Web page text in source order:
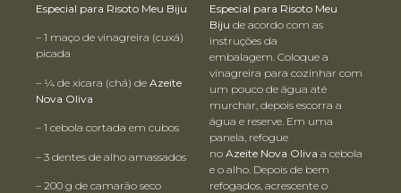
Especial para Risoto Meu Biju
– 1 maço de vinagreira (cuxá)
picada
– ¼ de xícara (chá) de Azeite
Nova Oliva
– 1 cebola cortada em cubos
– 3 dentes de alho amassados
– 200 g de camarão seco
Especial para Risoto Meu
Biju de acordo com as
instruções da
embalagem. Coloque a
vinagreira para cozinhar com
um pouco de água até
murchar, depois escorra a
água e reserve. Em uma
panela, refogue
no Azeite Nova Oliva a cebola
e o alho. Depois de bem
refogados, acrescente o